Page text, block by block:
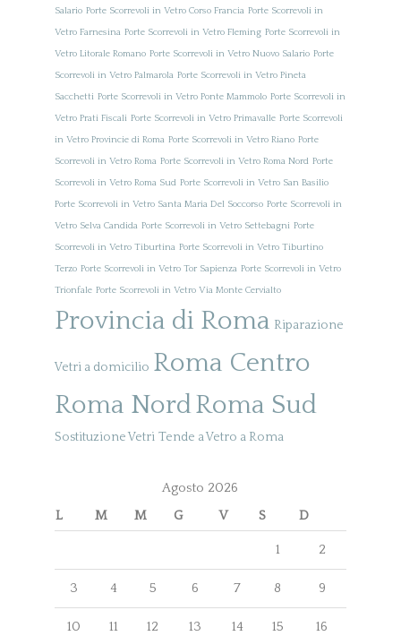
Salario Porte Scorrevoli in Vetro Corso Francia Porte Scorrevoli in
Vetro Farnesina Porte Scorrevoli in Vetro Fleming Porte Scorrevoli in
Vetro Litorale Romano Porte Scorrevoli in Vetro Nuovo Salario Porte
Scorrevoli in Vetro Palmarola Porte Scorrevoli in Vetro Pineta
Sacchetti Porte Scorrevoli in Vetro Ponte Mammolo Porte Scorrevoli in
Vetro Prati Fiscali Porte Scorrevoli in Vetro Primavalle Porte Scorrevoli
in Vetro Provincie di Roma Porte Scorrevoli in Vetro Riano Porte
Scorrevoli in Vetro Roma Porte Scorrevoli in Vetro Roma Nord Porte
Scorrevoli in Vetro Roma Sud Porte Scorrevoli in Vetro San Basilio
Porte Scorrevoli in Vetro Santa Maria Del Soccorso Porte Scorrevoli in
Vetro Selva Candida Porte Scorrevoli in Vetro Settebagni Porte
Scorrevoli in Vetro Tiburtina Porte Scorrevoli in Vetro Tiburtino
Terzo Porte Scorrevoli in Vetro Tor Sapienza Porte Scorrevoli in Vetro
Trionfale Porte Scorrevoli in Vetro Via Monte Cervialto
Provincia di Roma Riparazione
Vetri a domicilio Roma Centro
Roma NordRoma Sud
Sostituzione Vetri Tende a Vetro a Roma
Agosto 2026
L
M M G V S D
1 2
3 4 5 6 7 8 9
10 11 12 13 14 15 16